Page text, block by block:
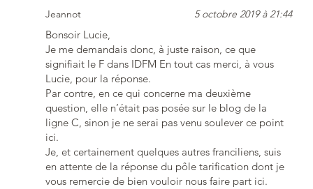
Jeannot 5 octobre 2019 à 21:44
Bonsoir Lucie,
Je me demandais donc, à juste raison, ce que
signifiait le F dans IDFM En tout cas merci, à vous
Lucie, pour la réponse.
Par contre, en ce qui concerne ma deuxième
question, elle n’était pas posée sur le blog de la
ligne C, sinon je ne serai pas venu soulever ce point
ici.
Je, et certainement quelques autres franciliens, suis
en attente de la réponse du pôle tarification dont je
vous remercie de bien vouloir nous faire part ici.